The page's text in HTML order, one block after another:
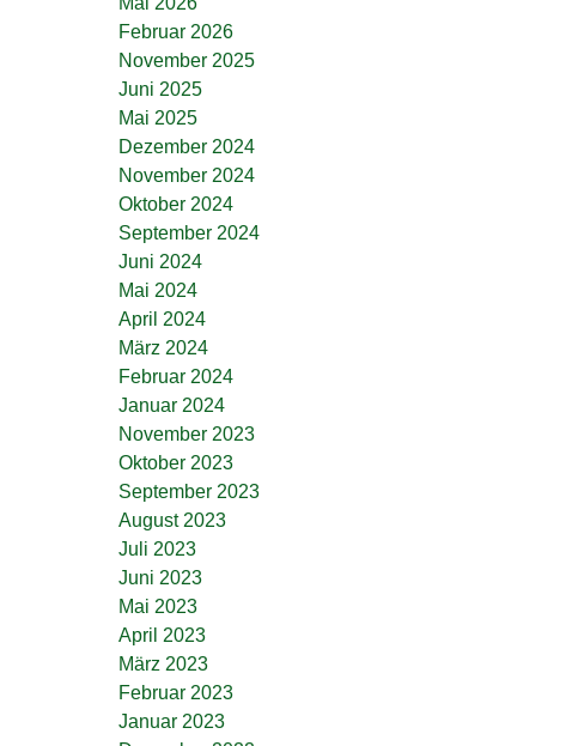
Februar 2026
November 2025
Juni 2025
Mai 2025
Dezember 2024
November 2024
Oktober 2024
September 2024
Juni 2024
Mai 2024
April 2024
März 2024
Februar 2024
Januar 2024
November 2023
Oktober 2023
September 2023
August 2023
Juli 2023
Juni 2023
Mai 2023
April 2023
März 2023
Februar 2023
Januar 2023